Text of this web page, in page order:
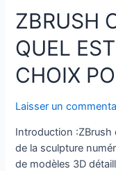
à
ZBrush
:
Vaut
Sculptris
?
ZBRUSH
QUEL
CHOIX
Laisser un
Introduction :ZBrush
de la sculpture
de modèles 3D